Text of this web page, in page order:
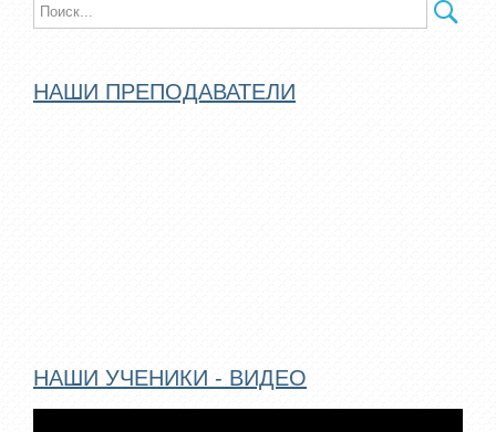
НАШИ ПРЕПОДАВАТЕЛИ
НАШИ УЧЕНИКИ - ВИДЕО